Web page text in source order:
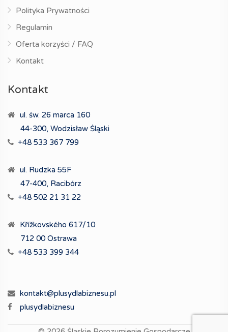
Polityka Prywatności
Regulamin
Oferta korzyści / FAQ
Kontakt
Kontakt
ul. św. 26 marca 160
44-300, Wodzisław Śląski
+48 533 367 799
ul. Rudzka 55F
47-400, Racibórz
+48 502 21 31 22
Křížkovského 617/10
712 00 Ostrawa
+48 533 399 344
kontakt@plusydlabiznesu.pl
plusydlabiznesu